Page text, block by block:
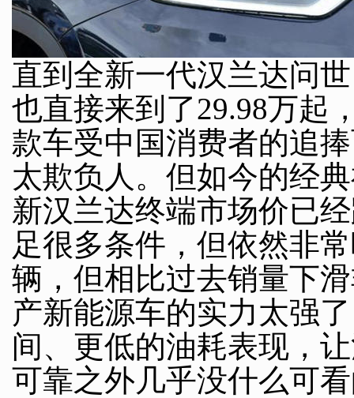
直到全新一代汉兰达问
也直接来到了29.98万起
款车受中国消费者的追
太欺负人。但如今的经
新汉兰达终端市场价已
足很多条件，但依然非
辆，但相比过去销量下
产新能源车的实力太强
间、更低的油耗表现，
可靠之外几乎没什么可